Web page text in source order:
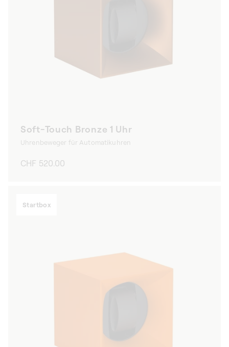
Soft-Touch Bronze 1 Uhr
Uhrenbeweger für Automatikuhren
Normaler
CHF 520.00
Startbox